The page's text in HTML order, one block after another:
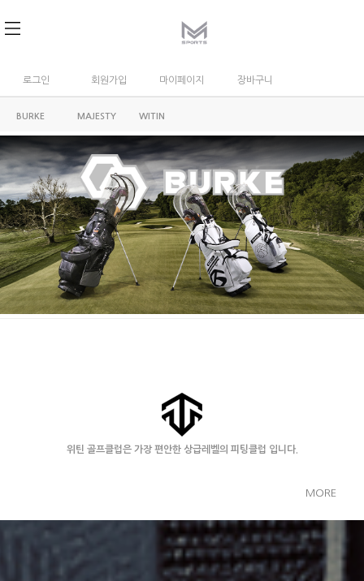
로그인 회원가입 마이페이지 장바구니
BURKE MAJESTY WITIN
위틴 골프클럽은 가장 편안한 상급레벨의 피팅클럽 입니다.
MORE